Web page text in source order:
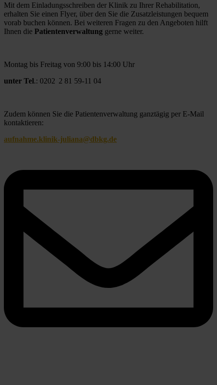
Mit dem Einladungsschreiben der Klinik zu Ihrer Rehabilitation,
erhalten Sie einen Flyer, über den Sie die Zusatzleistungen bequem
vorab buchen können. Bei weiteren Fragen zu den Angeboten hilft
Ihnen die Patientenverwaltung gerne weiter.
Montag bis Freitag von 9:00 bis 14:00 Uhr
unter Tel.: 0202  2 81 59-11 04
Zudem können Sie die Patientenverwaltung ganztägig per E-Mail
kontaktieren:
aufnahme.klinik-juliana@dbkg.de